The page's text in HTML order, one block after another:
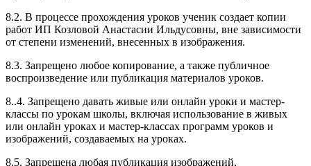
8.2. В процессе прохождения уроков ученик создает копии
работ ИП Козловой Анастасии Ильдусовны, вне зависимости
от степени изменений, внесенных в изображения.
8.3. Запрещено любое копирование, а также публичное
воспроизведение или публикация материалов уроков.
8..4. Запрещено давать живые или онлайн уроки и мастер-
классы по урокам школы, включая использование в живых
или онлайн уроках и мастер-классах программ уроков и
изображений, создаваемых на уроках.
8.5. Запрещена любая публикация изображений,